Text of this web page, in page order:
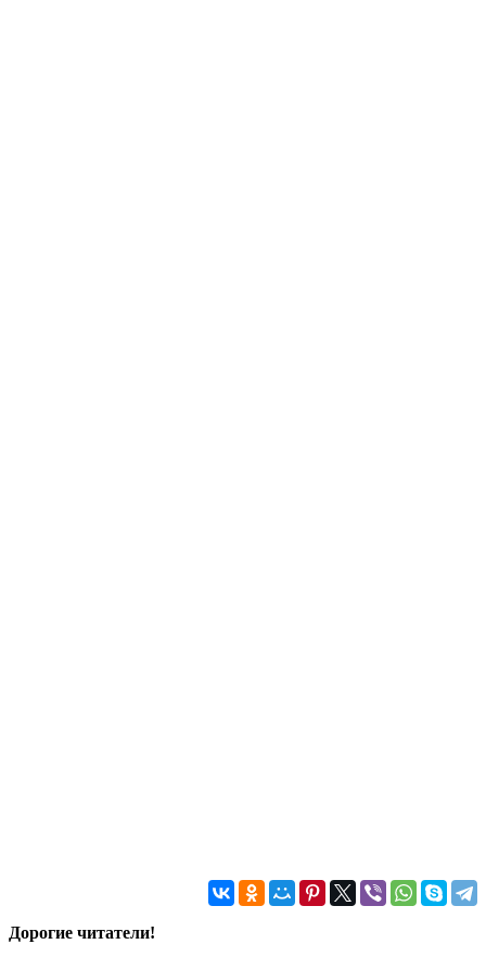
Дорогие читатели!